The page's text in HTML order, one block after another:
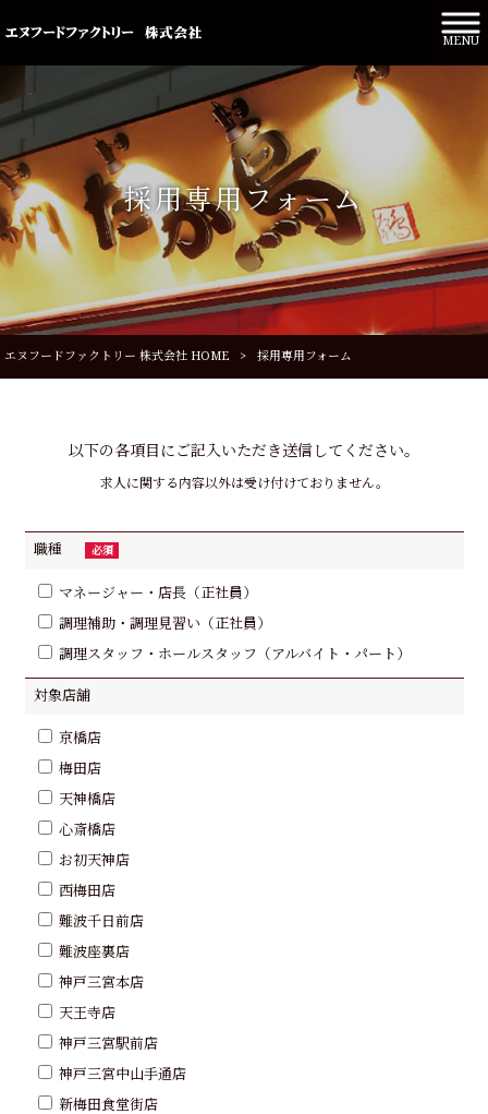
MENU
採用専用フォーム
エヌフードファクトリー 株式会社 HOME > 採用専用フォーム
以下の各項目にご記入いただき送信してください。
求人に関する内容以外は受け付けておりません。
職種 必須
マネージャー・店長（正社員）
調理補助・調理見習い（正社員）
調理スタッフ・ホールスタッフ（アルバイト・パート）
対象店舗
京橋店
梅田店
天神橋店
心斎橋店
お初天神店
西梅田店
難波千日前店
難波座裏店
神戸三宮本店
天王寺店
神戸三宮駅前店
神戸三宮中山手通店
新梅田食堂街店